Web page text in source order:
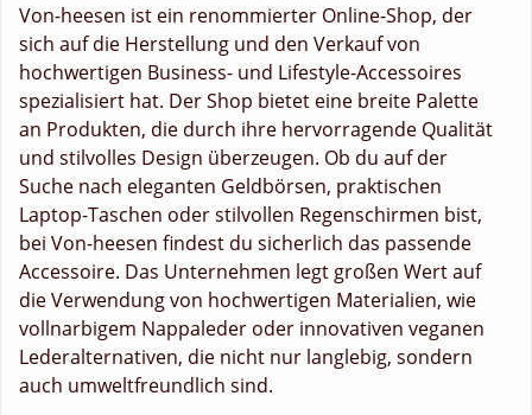
Von-heesen ist ein renommierter Online-Shop, der
sich auf die Herstellung und den Verkauf von
hochwertigen Business- und Lifestyle-Accessoires
spezialisiert hat. Der Shop bietet eine breite Palette
an Produkten, die durch ihre hervorragende Qualität
und stilvolles Design überzeugen. Ob du auf der
Suche nach eleganten Geldbörsen, praktischen
Laptop-Taschen oder stilvollen Regenschirmen bist,
bei Von-heesen findest du sicherlich das passende
Accessoire. Das Unternehmen legt großen Wert auf
die Verwendung von hochwertigen Materialien, wie
vollnarbigem Nappaleder oder innovativen veganen
Lederalternativen, die nicht nur langlebig, sondern
auch umweltfreundlich sind.